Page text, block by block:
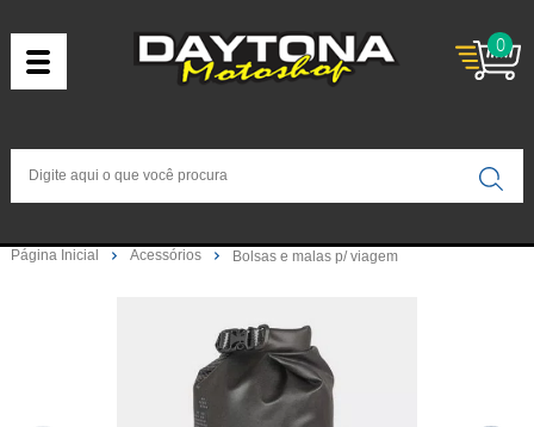
0
Página Inicial Acessórios Bolsas e malas p/ viagem